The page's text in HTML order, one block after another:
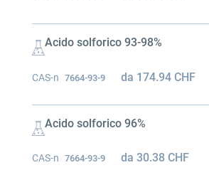
Acido solforico 93-98%
CAS-n 7664-93-9 da 174.94CHF
Acido solforico 96%
CAS-n 7664-93-9 da30.38CHF